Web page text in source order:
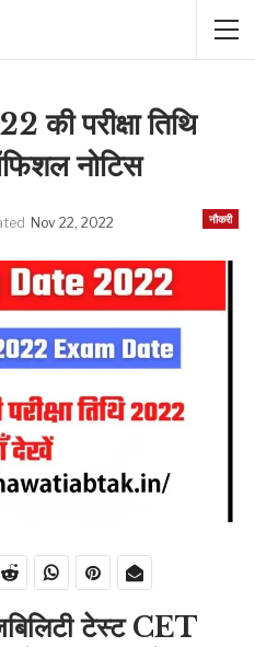
की परीक्षा तिथि
नोटिस
नौकरी
Nov 22, 2022
टेस्ट CET